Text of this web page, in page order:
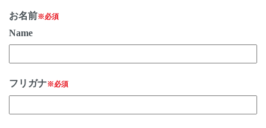
お名前※必須
Name
フリガナ※必須